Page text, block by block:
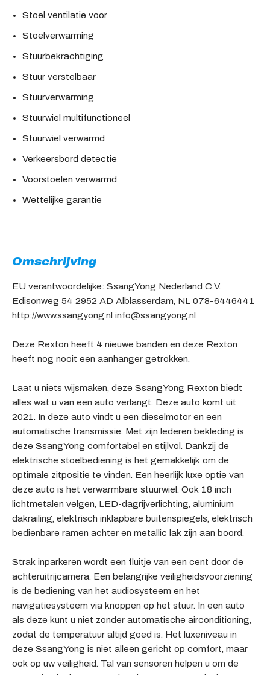
Stoel ventilatie voor
Stoelverwarming
Stuurbekrachtiging
Stuur verstelbaar
Stuurverwarming
Stuurwiel multifunctioneel
Stuurwiel verwarmd
Verkeersbord detectie
Voorstoelen verwarmd
Wettelijke garantie
Omschrijving
EU verantwoordelijke: SsangYong Nederland C.V.
Edisonweg 54 2952 AD Alblasserdam, NL 078-6446441
http://www.ssangyong.nl info@ssangyong.nl
Deze Rexton heeft 4 nieuwe banden en deze Rexton
heeft nog nooit een aanhanger getrokken.
Laat u niets wijsmaken, deze SsangYong Rexton biedt
alles wat u van een auto verlangt. Deze auto komt uit
2021. In deze auto vindt u een dieselmotor en een
automatische transmissie. Met zijn lederen bekleding is
deze SsangYong comfortabel en stijlvol. Dankzij de
elektrische stoelbediening is het gemakkelijk om de
optimale zitpositie te vinden. Een heerlijk luxe optie van
deze auto is het verwarmbare stuurwiel. Ook 18 inch
lichtmetalen velgen, LED-dagrijverlichting, aluminium
dakrailing, elektrisch inklapbare buitenspiegels, elektrisch
bedienbare ramen achter en metallic lak zijn aan boord.
Strak inparkeren wordt een fluitje van een cent door de
achteruitrijcamera. Een belangrijke veiligheidsvoorziening
is de bediening van het audiosysteem en het
navigatiesysteem via knoppen op het stuur. In een auto
als deze kunt u niet zonder automatische airconditioning,
zodat de temperatuur altijd goed is. Het luxeniveau in
deze SsangYong is niet alleen gericht op comfort, maar
ook op uw veiligheid. Tal van sensoren helpen u om de